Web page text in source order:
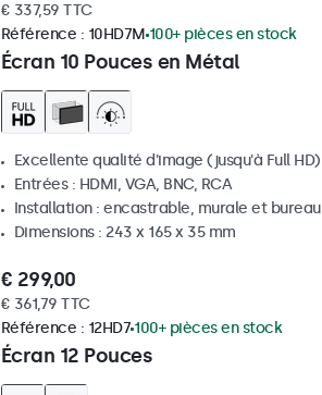
€ 337,59 TTC
Écran 10 Pouces en Métal
Référence : 10HD7M 100+ pièces en stock
Excellente qualité d'image (jusqu'à Full HD)
Entrées : HDMI, VGA, BNC, RCA
Installation : encastrable, murale et bureau
Dimensions : 243 x 165 x 35 mm
€ 299,00
€ 361,79 TTC
Écran 12 Pouces
Référence : 12HD7 100+ pièces en stock